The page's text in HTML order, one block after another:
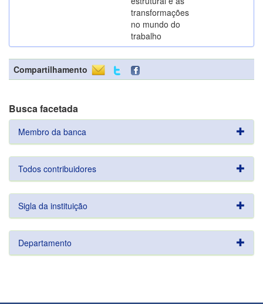
transformações
no mundo do
trabalho
Compartilhamento
Busca facetada
Membro da banca
Todos contribuidores
Sigla da instituição
Departamento